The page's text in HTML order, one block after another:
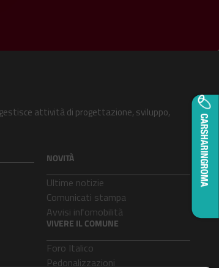
attività di progettazione, sviluppo,
NOVITÀ
Ultime notizie
Comunicati stampa
Avvisi infomobilità
VIVERE IL COMUNE
Foro Italico
Pedonalizzazioni